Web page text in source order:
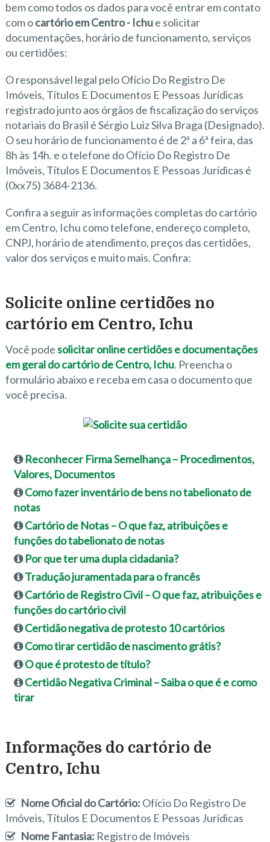
bem como todos os dados para você entrar em contato
com ocartório em Centro - Ichue solicitar
documentações, horário de funcionamento, serviços
ou certidões:
O responsável legal pelo Ofício Do Registro De
Imóveis, Títulos E Documentos E Pessoas Jurídicas
registrado junto aos órgãos de fiscalização do serviços
notariais do Brasil é Sérgio Luiz Silva Braga (Designado).
O seu horário de funcionamento é de 2ª a 6ª feira, das
8h às 14h. e o telefone do Ofício Do Registro De
Imóveis, Títulos E Documentos E Pessoas Jurídicas é
(0xx75) 3684-2136.
Confira a seguir as informações completas do cartório
em Centro, Ichu como telefone, endereço completo,
CNPJ, horário de atendimento, preços das certidões,
valor dos serviços e muito mais. Confira:
Solicite online certidões no
cartório em Centro, Ichu
Você podesolicitar online certidões e documentações
em geral do cartório de Centro, Ichu. Preencha o
formulário abaixo e receba em casa o documento que
você precisa.
Reconhecer Firma Semelhança – Procedimentos,
Valores, Documentos
Como fazer inventário de bens no tabelionato de
notas
Cartório de Notas – O que faz, atribuições e
funções do tabelionato de notas
Por que ter uma dupla cidadania?
Tradução juramentada para o francês
Cartório de Registro Civil – O que faz, atribuições e
funções do cartório civil
Certidão negativa de protesto 10 cartórios
Como tirar certidão de nascimento grátis?
O que é protesto de título?
Certidão Negativa Criminal – Saiba o que é e como
tirar
Informações do cartório de
Centro, Ichu
Nome Oficial do Cartório: Ofício Do Registro De
Imóveis, Títulos E Documentos E Pessoas Jurídicas
Nome Fantasia: Registro de Imóveis